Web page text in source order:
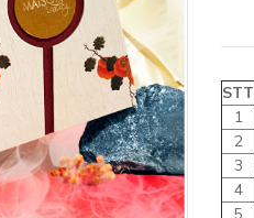
STT
1
2
3
4
5